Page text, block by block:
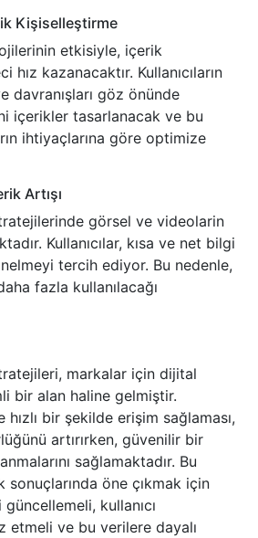
Kişiselleştirme
etkisiyle, içerik
hız kazanacaktır. Kullanıcıların
davranışları göz önünde
içerikler tasarlanacak ve bu
ihtiyaçlarına göre optimize
Artışı
görsel ve videolarin
Kullanıcılar, kısa ve net bilgi
tercih ediyor. Bu nedenle,
fazla kullanılacağı
markalar için dijital
bir alan haline gelmiştir.
hızlı bir şekilde erişim sağlaması,
artırırken, güvenilir bir
sağlamaktadır. Bu
sonuçlarında öne çıkmak için
kullanıcı
etmeli ve bu verilere dayalı